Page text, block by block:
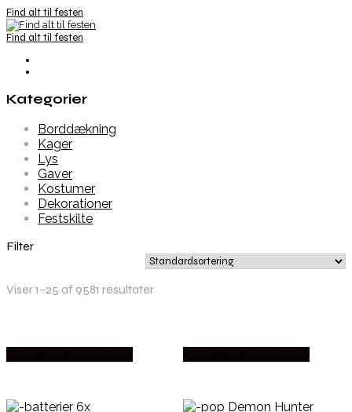
Find alt til festen
Find alt til festen
Kategorier
Borddækning
Kager
Lys
Gaver
Kostumer
Dekorationer
Festskilte
Filter
Viser 1–25 af 9581 resultater